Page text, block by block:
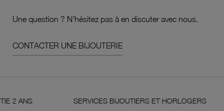
Une question ? N'hésitez pas à en discuter avec nous.
CONTACTER UNE BIJOUTERIE
SERVICES BIJOUTIERS ET HORLOGERS